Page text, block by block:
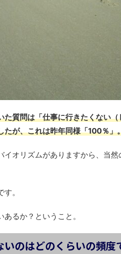
た質問は「仕事に行きたくない
たが、これは昨年同様「100％」
イオリズムがありますから、当
。
るか？ということ。
いのはどのくらいの頻